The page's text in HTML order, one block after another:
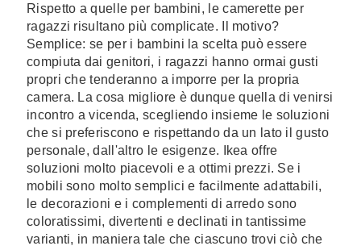
Rispetto a quelle per bambini, le camerette per
ragazzi risultano più complicate. Il motivo?
Semplice: se per i bambini la scelta può essere
compiuta dai genitori, i ragazzi hanno ormai gusti
propri che tenderanno a imporre per la propria
camera. La cosa migliore è dunque quella di venirsi
incontro a vicenda, scegliendo insieme le soluzioni
che si preferiscono e rispettando da un lato il gusto
personale, dall'altro le esigenze. Ikea offre
soluzioni molto piacevoli e a ottimi prezzi. Se i
mobili sono molto semplici e facilmente adattabili,
le decorazioni e i complementi di arredo sono
coloratissimi, divertenti e declinati in tantissime
varianti, in maniera tale che ciascuno trovi ciò che